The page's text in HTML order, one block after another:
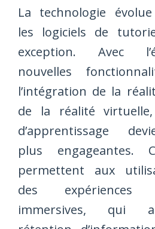
La technologie
les logiciels de
exception. Avec
nouvelles
l’intégration de la
de la réalité
d’apprentissage
plus engageantes.
permettent aux
des expériences
immersives, qui